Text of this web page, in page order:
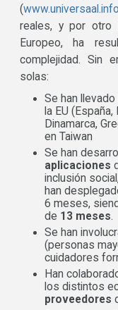
(www.universaal.info
reales, y por otro
Europeo, ha
complejidad. Sin
solas:
Se han llevado
la EU
Dinamarca,
en Taiwan
Se han
aplicaciones
inclusión
han
6 meses,
de 13 meses.
Se han
(personas
cuidadores
Han
los distintos
proveedores